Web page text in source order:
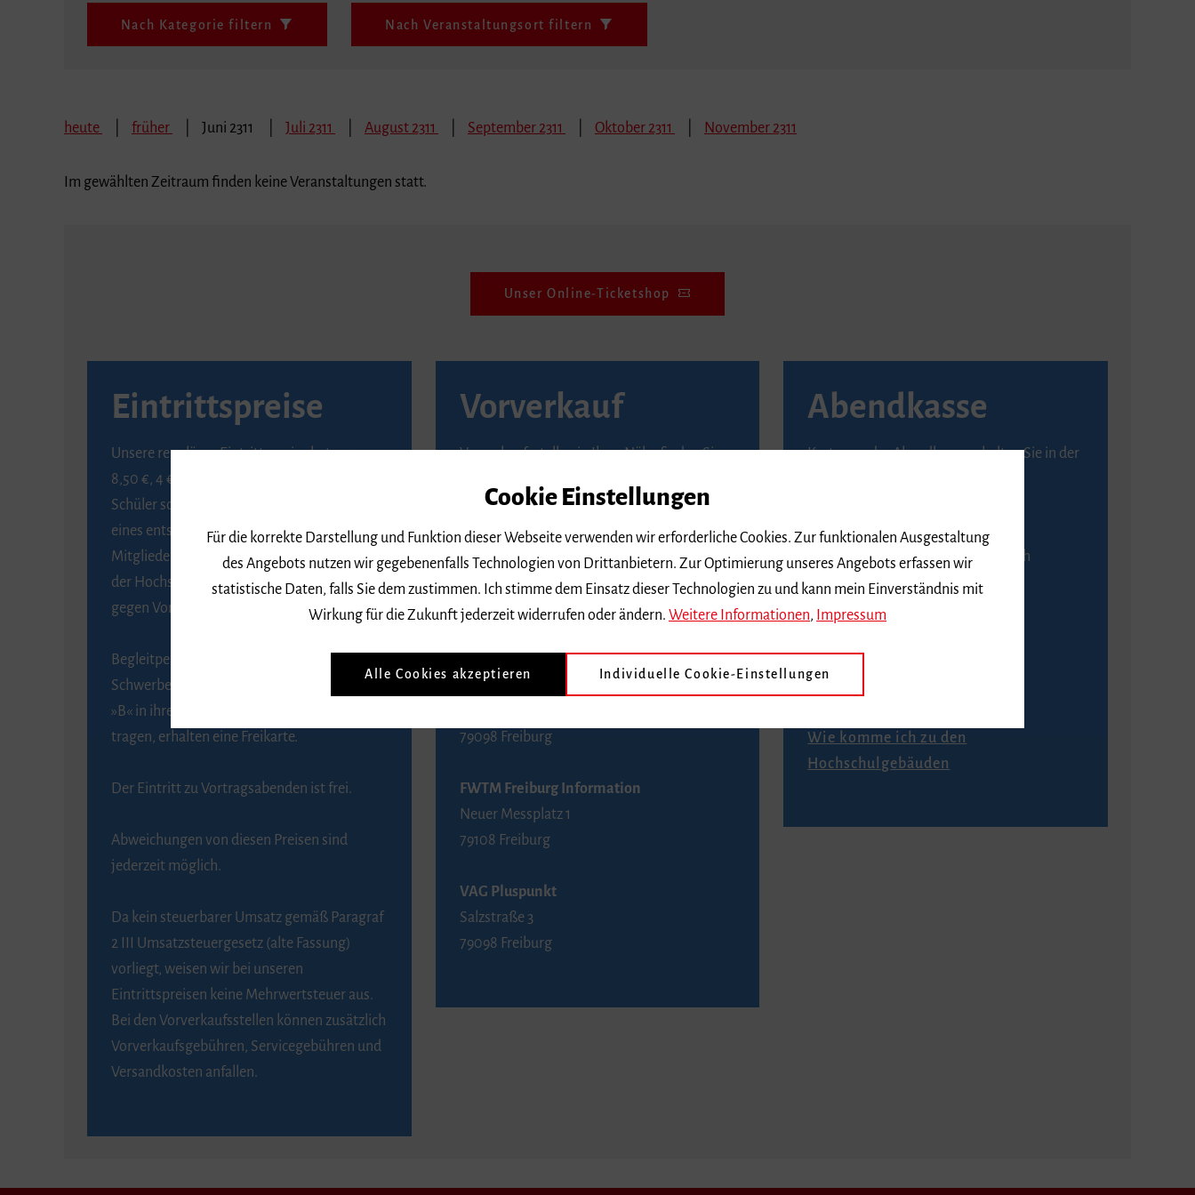
Nach Kategorie filtern Nach Veranstaltungsort filtern
heute früher Juni 2311 Juli 2311 August 2311 September 2311 Oktober 2311 November 2311
Im gewählten Zeitraum finden keine Veranstaltungen statt.
Unser Online-Ticketshop
Eintrittspreise
Unsere regulären Eintrittspreise betragen
8,50 €, 4 € ermäßigt für Schülerinnen und
Schüler sowie Studierende gegen Vorlage
eines entsprechenden Nachweises, 6 € für
Mitglieder der Gesellschaft zur Förderung
der Hochschule für Musik Freiburg e. V.
gegen Vorlage des Mitgliedsausweises.
Begleitpersonen von Menschen mit
Schwerbehinderung, die das Merkzeichen
»B« in ihrem Schwerbehindertenausweis
tragen, erhalten eine Freikarte.
Der Eintritt zu Vortragsabenden ist frei.
Abweichungen von diesen Preisen sind
jederzeit möglich.
Da kein steuerbarer Umsatz gemäß Paragraf
2 III Umsatzsteuergesetz (alte Fassung)
vorliegt, weisen wir bei unseren
Eintrittspreisen keine Mehrwertsteuer aus.
Bei den Vorverkaufsstellen können zusätzlich
Vorverkaufsgebühren, Servicegebühren und
Versandkosten anfallen.
Vorverkauf
Vorverkaufsstellen in Ihrer Nähe finden Sie
BZ-Kartenservice Freiburg
Kaiser-Joseph-Straße 229
79098 Freiburg
Telefon 0761 4968888 (Reservierungen sind
FWTM Tourist-Information
79098 Freiburg
FWTM Freiburg Information
Neuer Messplatz 1
79108 Freiburg
VAG Pluspunkt
Salzstraße 3
79098 Freiburg
Abendkasse
Karten an der Abendkasse erhalten Sie in der
An der Abendkasse ist ausschließlich
Barzahlung möglich.
Anfahrt
Wie komme ich zu den
Hochschulgebäuden
Cookie Einstellungen
Für die korrekte Darstellung und Funktion dieser Webseite verwenden wir erforderliche Cookies. Zur funktionalen Ausgestaltung
des Angebots nutzen wir gegebenenfalls Technologien von Drittanbietern. Zur Optimierung unseres Angebots erfassen wir
statistische Daten, falls Sie dem zustimmen. Ich stimme dem Einsatz dieser Technologien zu und kann mein Einverständnis mit
Wirkung für die Zukunft jederzeit widerrufen oder ändern. Weitere Informationen Impressum
Alle Cookies akzeptieren Individuelle Cookie-Einstellungen